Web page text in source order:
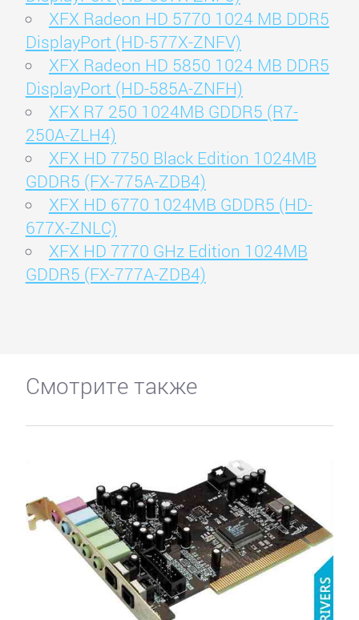
XFX Radeon HD 5770 1024 MB DDR5
DisplayPort (HD-577X-ZNFV)
XFX Radeon HD 5850 1024 MB DDR5
DisplayPort (HD-585A-ZNFH)
XFX R7 250 1024MB GDDR5 (R7-
250A-ZLH4)
XFX HD 7750 Black Edition 1024MB
GDDR5 (FX-775A-ZDB4)
XFX HD 6770 1024MB GDDR5 (HD-
677X-ZNLC)
XFX HD 7770 GHz Edition 1024MB
GDDR5 (FX-777A-ZDB4)
Смотрите также